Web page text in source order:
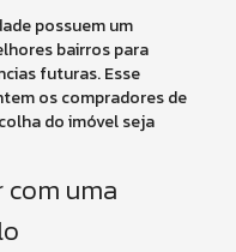
possuem um
bairros para
futuras. Esse
os compradores de
do imóvel seja
uma